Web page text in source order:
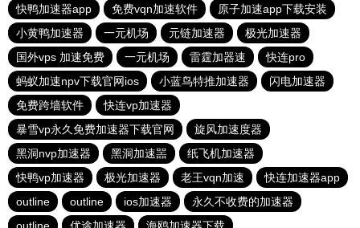
快鸭加速器app
免费vqn加速软件
原子加速app下载安装
小黄鸭加速器
一元机场 元链加速器
极光加速器
国外vps 加速免费
一元机场 雷霆加器速
快连pro
蚂蚁加速npv下载官网ios
小蓝鸟特推加速器
闪电加速器
免费跨墙软件
快连vp加速器
暴雪vp永久免费加速器下载官网
旋风加速度器
黑洞nvp加速器
黑洞加速噐
纸飞机加速器
快鸭vp加速器
极光加速器 老王vqn加速
快连加速器app
outline
outline ios加速器
永久不收费的加速器